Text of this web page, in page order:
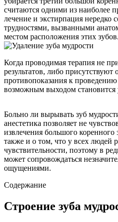
считаются одними из наиболее
лечение и экстирпация нередко
трудностями, вызванными
местом расположения этих зубов.
Когда проводимая терапия не
результатов, либо присутствуют
противопоказания к
возможным выходом становится
Больно ли вырывать зуб
анестетика позволяет не
извлечения большого коренного
также и о том, что у всех людей
чувствительности, поэтому в
может сопровождаться
ощущениями.
Содержание
Строение зуба